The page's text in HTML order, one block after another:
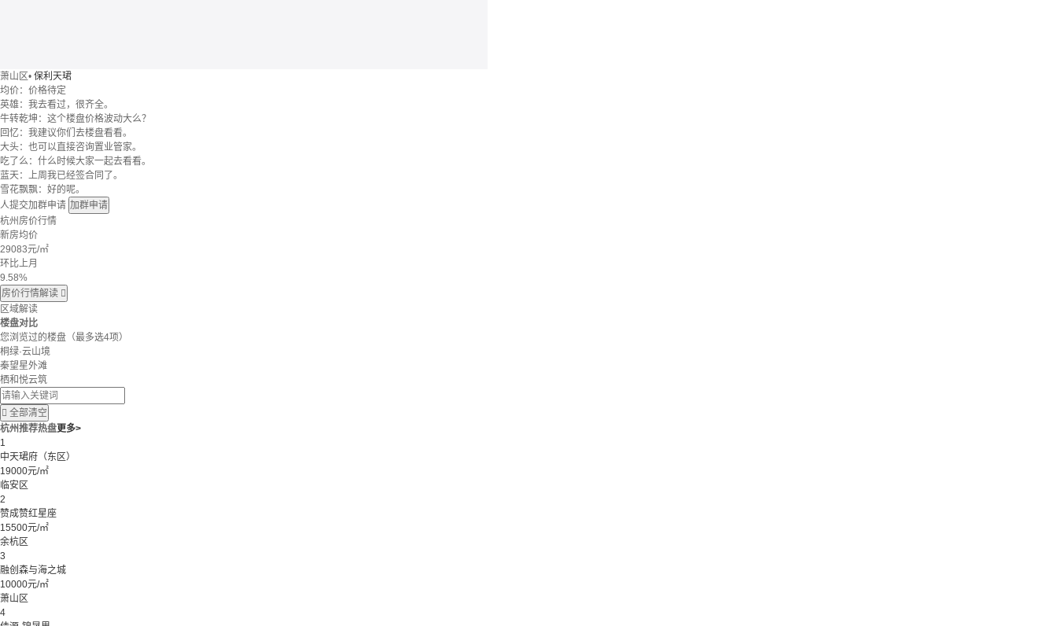
萧山区• 保利天珺
均价： 价格待定
英雄：我去看过，很齐全。
牛转乾坤：这个楼盘价格波动大么？
回忆：我建议你们去楼盘看看。
大头：也可以直接咨询置业管家。
吃了么：什么时候大家一起去看看。
蓝天：上周我已经签合同了。
雪花飘飘：好的呢。
人提交加群申请 加群申请
杭州房价行情
新房均价
29083元/㎡
环比上月
9.58%
房价行情解读 
区域解读
楼盘对比
您浏览过的楼盘 （最多选4项）
桐绿·云山境
秦望星外滩
栖和悦云筑
 全部清空
杭州推荐热盘更多>
1
中天珺府（东区）
19000元/㎡
临安区
2
赞成赞红星座
15500元/㎡
余杭区
3
融创森与海之城
10000元/㎡
萧山区
4